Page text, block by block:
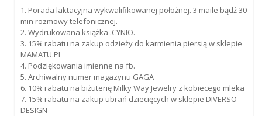
1. Porada laktacyjna wykwalifikowanej położnej. 3 maile bądź 30
min rozmowy telefonicznej.
2. Wydrukowana książka .CYNIO.
3. 15% rabatu na zakup odzieży do karmienia piersią w sklepie
MAMATU.PL
4. Podziękowania imienne na fb.
5. Archiwalny numer magazynu GAGA
6. 10% rabatu na biżuterię Milky Way Jewelry z kobiecego mleka
7. 15% rabatu na zakup ubrań dziecięcych w sklepie DIVERSO
DESIGN